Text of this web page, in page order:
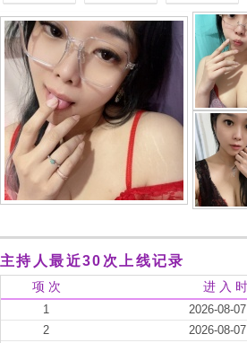
主持人最近30次上线记录
项 次 进 入
1 2026-08-
2
2026-08-